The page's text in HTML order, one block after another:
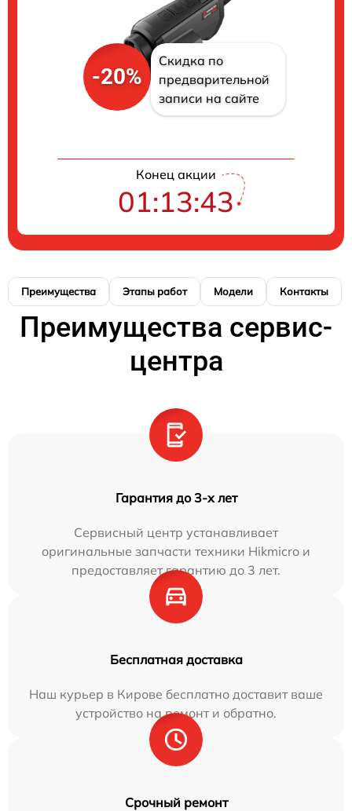
-20%
Скидка по
предварительной
записи на сайте
Конец акции
01:13:42
Преимущества Этапы работ Модели Контакты
Преимущества сервис-
центра
Гарантия до 3-х лет
Сервисный центр устанавливает
оригинальные запчасти техники Hikmicro и
предоставляет гарантию до 3 лет.
Бесплатная доставка
Наш курьер в Кирове бесплатно доставит ваше
устройство на ремонт и обратно.
Срочный ремонт